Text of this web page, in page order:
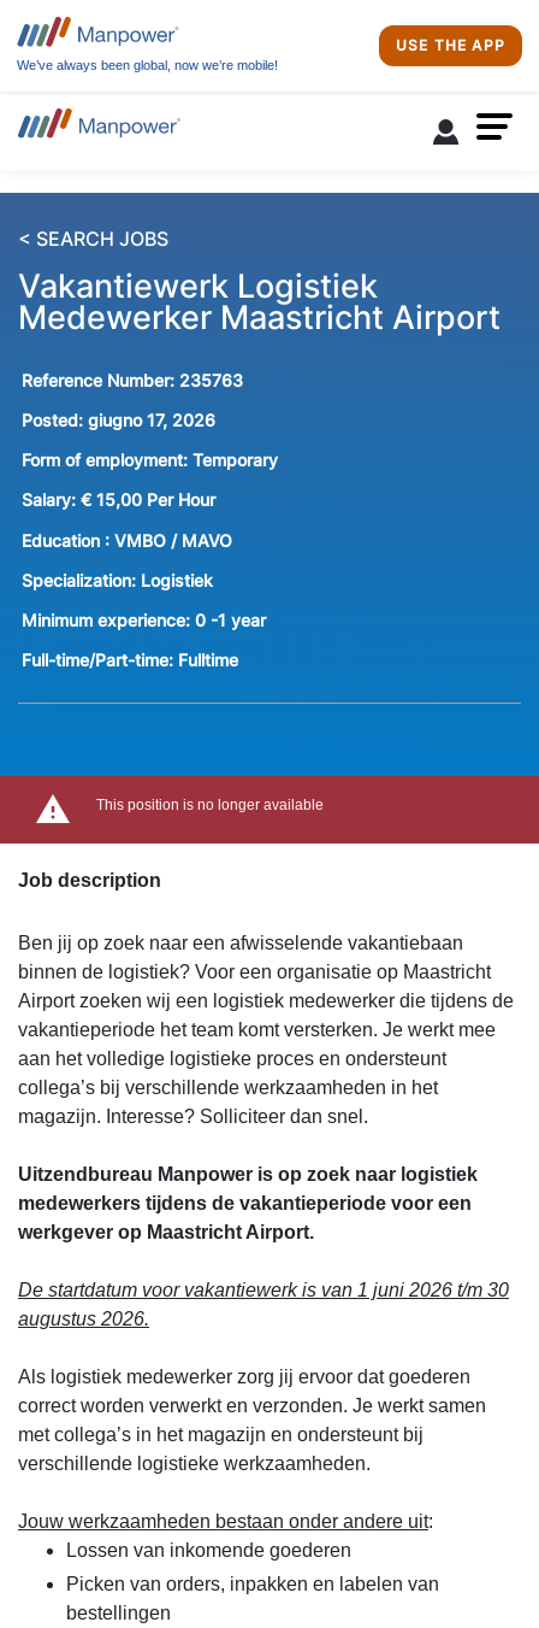
We’ve always been global, now we’re mobile!
USE THE APP
< SEARCH JOBS
Vakantiewerk Logistiek
Medewerker Maastricht Airport
Reference Number: 235763
Posted: giugno 17, 2026
Form of employment: Temporary
Salary: € 15,00 Per Hour
Education : VMBO / MAVO
Specialization: Logistiek
Minimum experience: 0 -1 year
Full-time/Part-time: Fulltime
This position is no longer available
Job description
Ben jij op zoek naar een afwisselende vakantiebaan
binnen de logistiek? Voor een organisatie op Maastricht
Airport zoeken wij een logistiek medewerker die tijdens de
vakantieperiode het team komt versterken. Je werkt mee
aan het volledige logistieke proces en ondersteunt
collega’s bij verschillende werkzaamheden in het
magazijn. Interesse? Solliciteer dan snel.
Uitzendbureau Manpower is op zoek naar logistiek
medewerkers tijdens de vakantieperiode voor een
werkgever op Maastricht Airport.
De startdatum voor vakantiewerk is van 1 juni 2026 t/m 30
augustus 2026.
Als logistiek medewerker zorg jij ervoor dat goederen
correct worden verwerkt en verzonden. Je werkt samen
met collega’s in het magazijn en ondersteunt bij
verschillende logistieke werkzaamheden.
Jouw werkzaamheden bestaan onder andere uit:
Lossen van inkomende goederen
Picken van orders, inpakken en labelen van
bestellingen